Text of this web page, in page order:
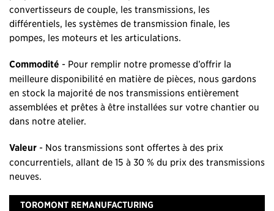
convertisseurs de couple, les transmissions, les
différentiels, les systèmes de transmission finale, les
pompes, les moteurs et les articulations.
Commodité - Pour remplir notre promesse d’offrir la
meilleure disponibilité en matière de pièces, nous gardons
en stock la majorité de nos transmissions entièrement
assemblées et prêtes à être installées sur votre chantier ou
dans notre atelier.
Valeur - Nos transmissions sont offertes à des prix
concurrentiels, allant de 15 à 30 % du prix des transmissions
neuves.
TOROMONT REMANUFACTURING